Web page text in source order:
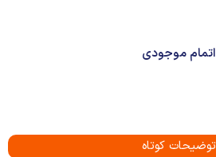
اتمام موجودی
توضیحات کوتاه